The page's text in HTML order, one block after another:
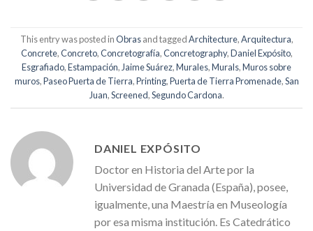
This entry was posted inObrasand taggedArchitecture,Arquitectura,
Concrete,Concreto,Concretografía,Concretography,Daniel Expósito,
Esgrafiado,Estampación, Jaime Suárez,Murales,Murals,Muros sobre
muros,Paseo Puerta de Tierra,Printing,Puerta de Tierra Promenade,San
Juan,Screened,Segundo Cardona.
DANIEL EXPÓSITO
Doctor en Historia del Arte por la
Universidad de Granada (España), posee,
igualmente, una Maestría en Museología
por esa misma institución. Es Catedrático